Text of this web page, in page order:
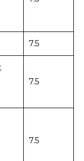
7.5
7.5
7.5